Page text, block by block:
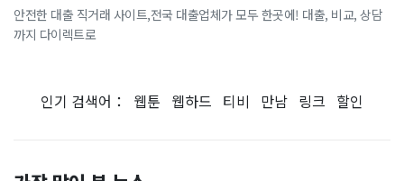
안전한 대출 직거래 사이트,전국 대출업체가 모두 한곳에! 대출, 비교, 상담
까지 다이렉트로
인기 검색어： 웹툰 웹하드 티비 만남 링크 할인